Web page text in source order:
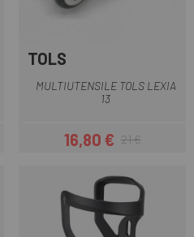
TOLS
MULTIUTENSILE TOLS LEXIA
13
Prezzo
16,80 €Prezzo base
21 €